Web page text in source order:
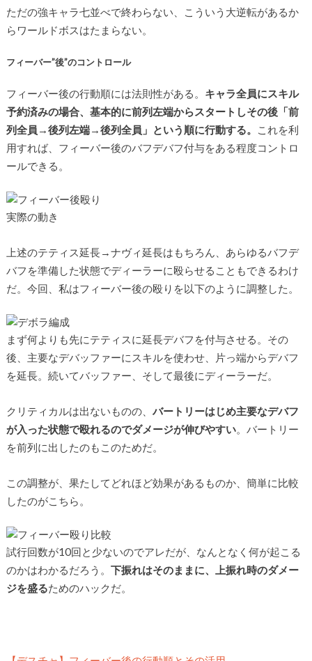
ただの強キャラ七並べで終わらない、こういう大逆転があるか
らワールドボスはたまらない。
フィーバー”後”のコントロール
フィーバー後の行動順には法則性がある。 キャラ全員にスキル
予約済みの場合、基本的に前列左端からスタートしその後「前
列全員→後列左端→後列全員」という順に行動する。
これを利
用すれば、フィーバー後のバフデバフ付与をある程度コントロ
ールできる。
実際の動き
上述のテティス延長→ナヴィ延長はもちろん、あらゆるバフデ
バフを準備した状態でディーラーに殴らせることもできるわけ
だ。今回、私はフィーバー後の殴りを以下のように調整した。
まず何よりも先にテティスに延長デバフを付与させる。その
後、主要なデバッファーにスキルを使わせ、片っ端からデバフ
を延長。続いてバッファー、そして最後にディーラーだ。
クリティカルは出ないものの、 バートリーはじめ主要なデバフ
が入った状態で殴れるのでダメージが伸びやすい。バートリー
を前列に出したのもこのためだ。
この調整が、果たしてどれほど効果があるものか、簡単に比較
したのがこちら。
試行回数が10回と少ないのでアレだが、なんとなく何が起こる
のかはわかるだろう。 下振れはそのままに、上振れ時のダメー
ジを盛るためのハックだ。